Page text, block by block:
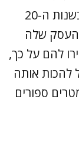
לאור יום בחודש שעבר. התוקף, צעיר בשנות ה-20
העסק שלה
להם על כך,
להכות אותה
ספורים